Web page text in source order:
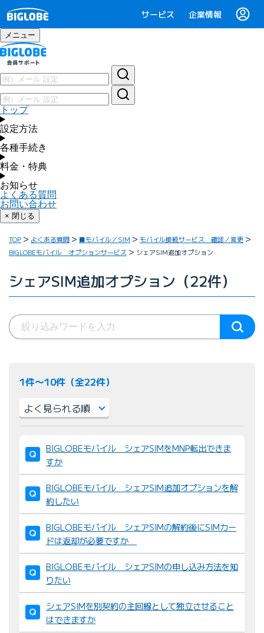
サービス 企業情報
メニュー
トップ
設定方法
各種手続き
料金・特典
お知らせ
よくある質問
お問い合わせ
× 閉じる
TOP よくある質問 ■モバイル／SIM
モバイル接続サービス 確認／変更
BIGLOBEモバイル オプションサービス
シェアSIM追加オプション
シェアSIM追加オプション（22件）
1件〜10件（全22件）
び
替
え
：
BIGLOBEモバイル シェアSIMをMNP転出できま
すか
BIGLOBEモバイル シェアSIM追加オプションを解
約したい
BIGLOBEモバイル シェアSIMの解約後にSIMカー
ドは返却が必要ですか
BIGLOBEモバイル シェアSIMの申し込み方法を知
りたい
シェアSIMを別契約の主回線として独立させること
はできますか